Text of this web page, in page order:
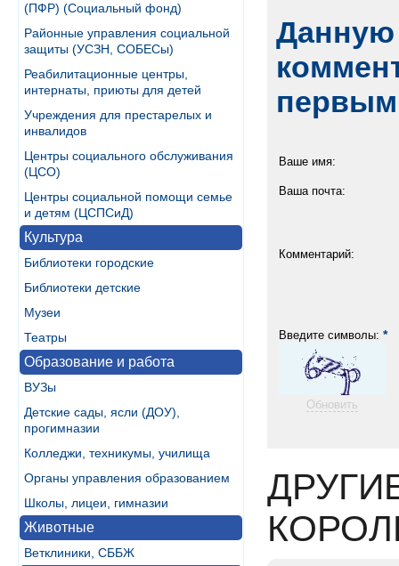
(ПФР) (Социальный фонд)
Районные управления социальной
защиты (УСЗН, СОБЕСы)
Реабилитационные центры,
интернаты, приюты для детей
Учреждения для престарелых и
инвалидов
Центры социального обслуживания
(ЦСО)
Центры социальной помощи семье
и детям (ЦСПСиД)
Культура
Библиотеки городские
Библиотеки детские
Музеи
Театры
Образование и работа
ВУЗы
Детские сады, ясли (ДОУ),
прогимназии
Колледжи, техникумы, училища
Органы управления образованием
Школы, лицеи, гимназии
Животные
Ветклиники, СББЖ
Данную
Ваше имя:
Ваша почта:
Комментарий:
Введите символы: *
Обновить